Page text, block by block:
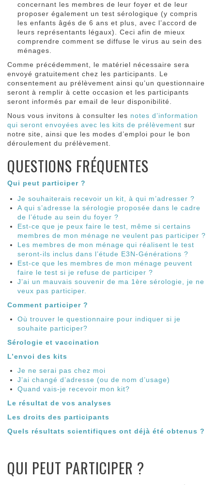
concernant les membres de leur foyer et de leur
proposer également un test sérologique (y compris
les enfants âgés de 6 ans et plus, avec l’accord de
leurs représentants légaux). Ceci afin de mieux
comprendre comment se diffuse le virus au sein des
ménages.
Comme précédemment, le matériel nécessaire sera
envoyé gratuitement chez les participants. Le
consentement au prélèvement ainsi qu’un questionnaire
seront à remplir à cette occasion et les participants
seront informés par email de leur disponibilité.
Nous vous invitons à consulter les notes d’information
qui seront envoyées avec les kits de prélèvement sur
notre site, ainsi que les modes d’emploi pour le bon
déroulement du prélèvement.
QUESTIONS FRÉQUENTES
Qui peut participer ?
Je souhaiterais recevoir un kit, à qui m’adresser ?
A qui s’adresse la sérologie proposée dans le cadre
de l’étude au sein du foyer ?
Est-ce que je peux faire le test, même si certains
membres de mon ménage ne veulent pas participer ?
Les membres de mon ménage qui réalisent le test
seront-ils inclus dans l’étude E3N-Générations ?
Est-ce que les membres de mon ménage peuvent
faire le test si je refuse de participer ?
J’ai un mauvais souvenir de ma 1ère sérologie, je ne
veux pas participer.
Comment participer ?
Où trouver le questionnaire pour indiquer si je
souhaite participer?
Sérologie et vaccination
L’envoi des kits
Je ne serai pas chez moi
J’ai changé d’adresse (ou de nom d’usage)
Quand vais-je recevoir mon kit?
Le résultat de vos analyses
Les droits des participants
Quels résultats scientifiques ont déjà été obtenus ?
QUI PEUT PARTICIPER ?